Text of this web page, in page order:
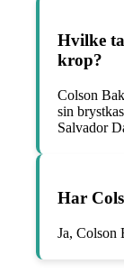
Hvilke
krop?
Colson
sin
Salvador
Har
Ja, Colson